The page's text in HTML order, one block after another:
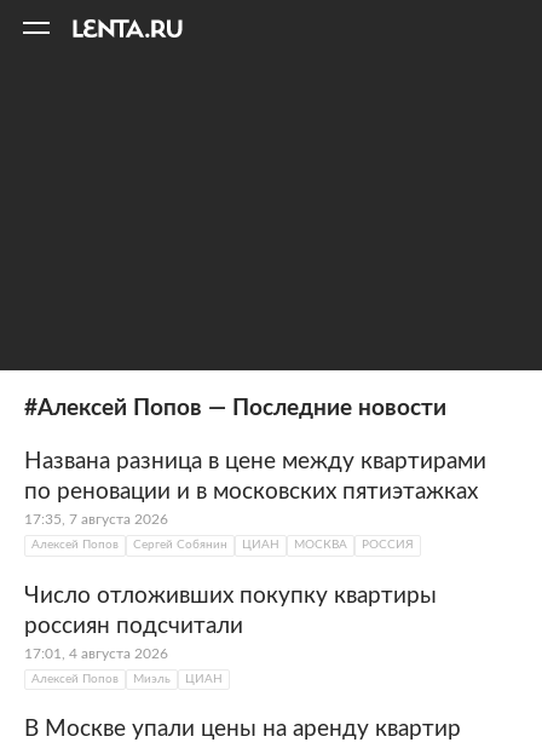
#Алексей Попов — Последние новости
Названа разница в цене между квартирами
по реновации и в московских пятиэтажках
17:35, 7 августа 2026
Алексей Попов Сергей Собянин ЦИАН МОСКВА РОССИЯ
Число отложивших покупку квартиры
россиян подсчитали
17:01, 4 августа 2026
Алексей Попов Миэль ЦИАН
В Москве упали цены на аренду квартир